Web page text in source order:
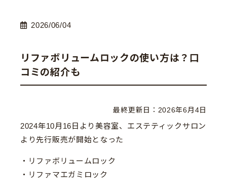
2026/06/04
リファボリュームロックの使い方は？口
コミの紹介も
最終更新日： 2026年6月4日
2024年10月16日より美容室、エステティックサロン
より先行販売が開始となった
・リファボリュームロック
・リファマエガミロック